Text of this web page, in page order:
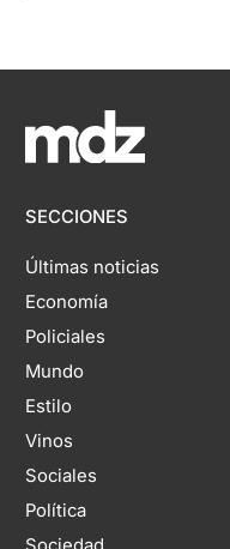
SECCIONES
Últimas noticias
Economía
Policiales
Mundo
Estilo
Vinos
Sociales
Política